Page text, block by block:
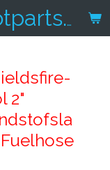
BerendBotjeBootparts.nl
2"